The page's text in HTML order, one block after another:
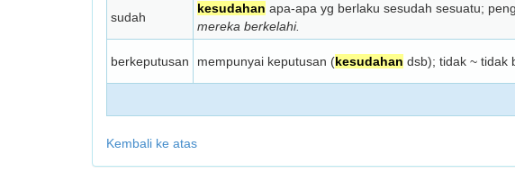
sudah
kesudahan apa-apa yg berlaku sesudah sesuatu;
mereka berkelahi.
berkeputusan mempunyai keputusan (kesudahan dsb); tidak ~ tidak
Kembali ke atas